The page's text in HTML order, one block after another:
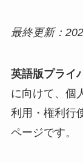
最終更新：
英語版プライ
に向けて、個
利用・権利行
ページです。